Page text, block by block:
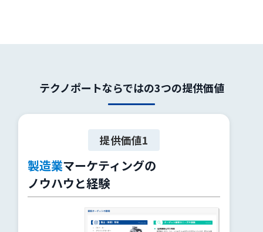
テクノポートならではの3つの提供価値
提供価値1
製造業マーケティングの
ノウハウと経験